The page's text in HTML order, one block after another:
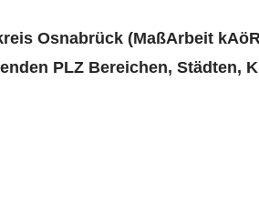
Osnabrück (MaßArbeit
PLZ Bereichen, Städten,